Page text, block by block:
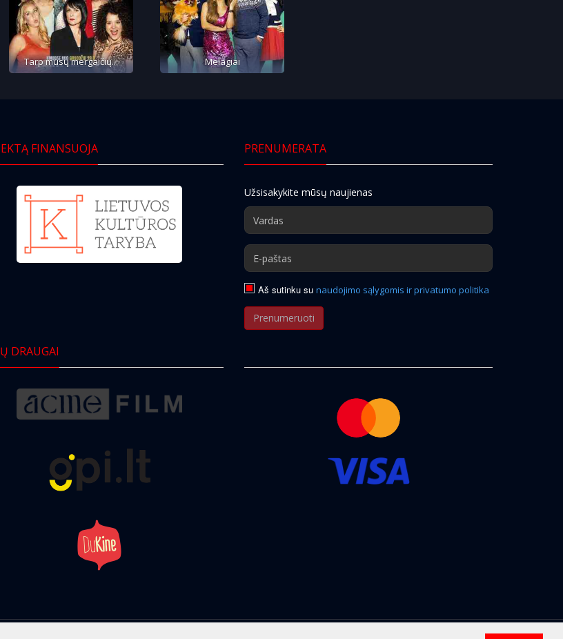
Tarp mūsų mergaičių... Melagiai
FINANSUOJA PRENUMERATA
Užsisakykite mūsų naujienas
Aš sutinku su naudojimo sąlygomis ir privatumo politika
Prenumeruoti
DRAUGAI